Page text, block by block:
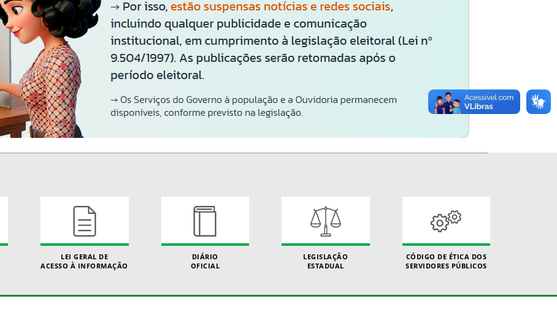
LEI GERAL DE
ACESSO À INFORMAÇÃO
DIÁRIO
OFICIAL
LEGISLAÇÃO
ESTADUAL
CÓDIGO DE ÉTICA DOS
SERVIDORES PÚBLICOS